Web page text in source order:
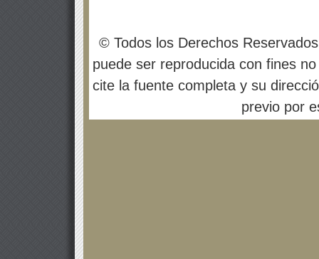
© Todos los Derechos
puede ser reproducida con fines
cite la fuente completa y su
previo por